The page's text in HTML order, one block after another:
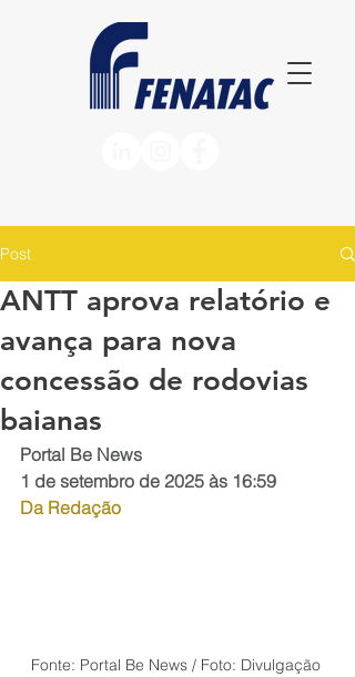
Post
ANTT aprova relatório e
avança para nova
concessão de rodovias
baianas
Portal Be News
1 de setembro de 2025 às 16:59
Da Redação
Fonte: Portal Be News / Foto: Divulgação